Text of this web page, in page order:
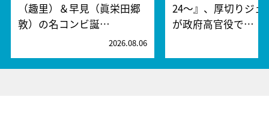
（趣里）＆早見（眞栄田郷
敦）の名コンビ誕…
2026.08.06
24～』、厚切りジェ
が政府高官役で…